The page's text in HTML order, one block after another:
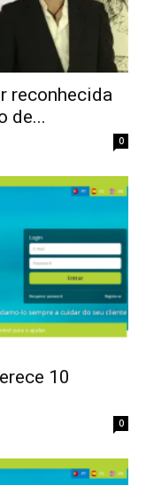
reconhecida
de...
0
10
0